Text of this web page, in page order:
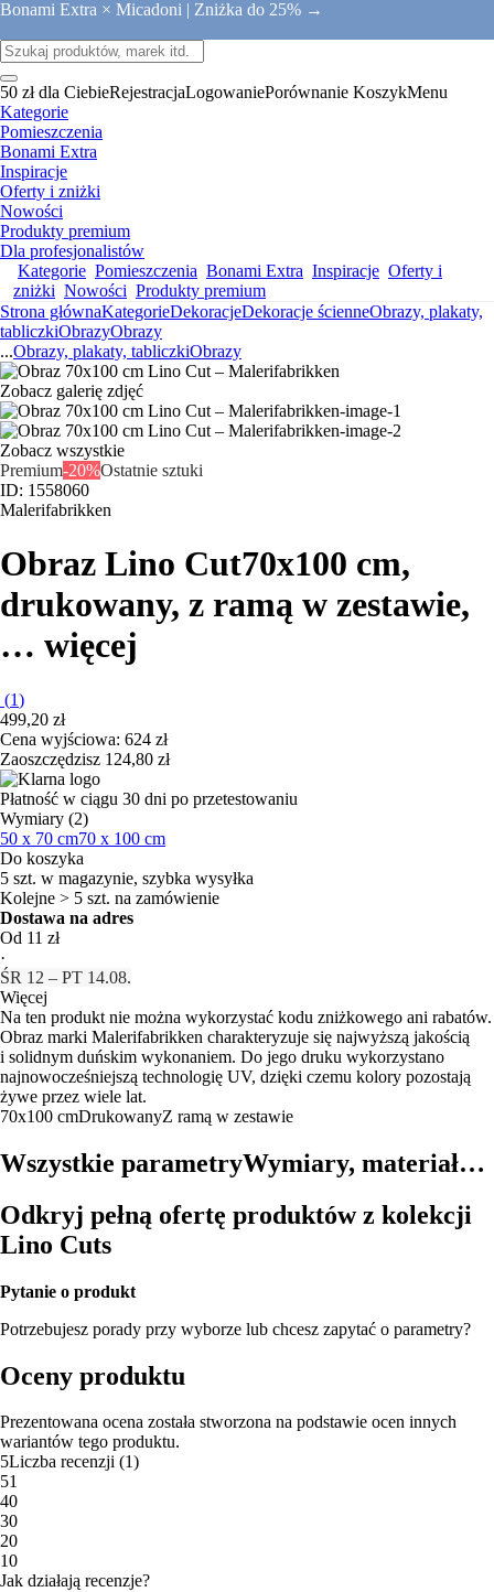
Bonami Extra × Micadoni | Zniżka do 25% →
50 zł dla CiebieRejestracjaLogowaniePorównanie KoszykMenu
Kategorie
Pomieszczenia
Bonami Extra
Inspiracje
Oferty i zniżki
Nowości
Produkty premium
Dla profesjonalistów
Kategorie Pomieszczenia Bonami Extra Inspiracje Oferty i
zniżki Nowości Produkty premium
Strona głównaKategorieDekoracjeDekoracje ścienneObrazy, plakaty,
tabliczkiObrazyObrazy
...Obrazy, plakaty, tabliczkiObrazy
Zobacz galerię zdjęć
Zobacz wszystkie
Premium-20%Ostatnie sztuki
ID: 1558060
Malerifabrikken
Obraz Lino Cut70x100 cm,
drukowany, z ramą w zestawie,
… więcej
(1)
499,20 zł
Cena wyjściowa: 624 zł
Zaoszczędzisz 124,80 zł
Płatność w ciągu 30 dni po przetestowaniu
Wymiary (2)
50 x 70 cm70 x 100 cm
Do koszyka
5 szt. w magazynie, szybka wysyłka
Kolejne > 5 szt. na zamówienie
Dostawa na adres
Od 11 zł
·
ŚR 12 – PT 14.08.
Więcej
Na ten produkt nie można wykorzystać kodu zniżkowego ani rabatów.
Obraz marki Malerifabrikken charakteryzuje się najwyższą jakością
i solidnym duńskim wykonaniem. Do jego druku wykorzystano
najnowocześniejszą technologię UV, dzięki czemu kolory pozostają
żywe przez wiele lat.
70x100 cmDrukowanyZ ramą w zestawie
Wszystkie parametryWymiary, materiał…
Odkryj pełną ofertę produktów z kolekcji
Lino Cuts
Pytanie o produkt
Potrzebujesz porady przy wyborze lub chcesz zapytać o parametry?
Oceny produktu
Prezentowana ocena została stworzona na podstawie ocen innych
wariantów tego produktu.
5Liczba recenzji (1)
51
40
30
20
10
Jak działają recenzje?